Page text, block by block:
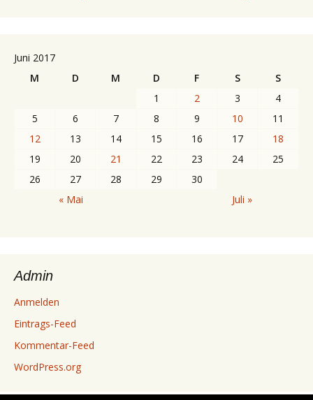
Juni 2017
M
D M D F S
S
1
2 3
4
5
6 7 8 9 10
11
12
13 14 15 16 17
18
19
20 21 22 23 24
25
26
27 28 29
30
« Mai
Juli »
Admin
Anmelden
Eintrags-Feed
Kommentar-Feed
WordPress.org